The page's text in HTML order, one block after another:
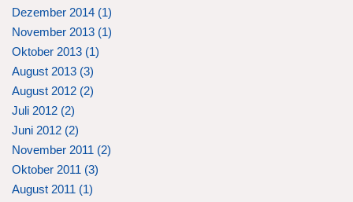
Dezember 2014 (1)
November 2013 (1)
Oktober 2013 (1)
August 2013 (3)
August 2012 (2)
Juli 2012 (2)
Juni 2012 (2)
November 2011 (2)
Oktober 2011 (3)
August 2011 (1)